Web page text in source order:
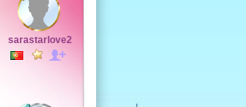
sarastarlove2